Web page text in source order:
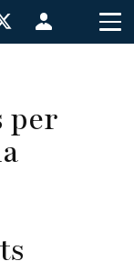
Menú
de
usuario
per